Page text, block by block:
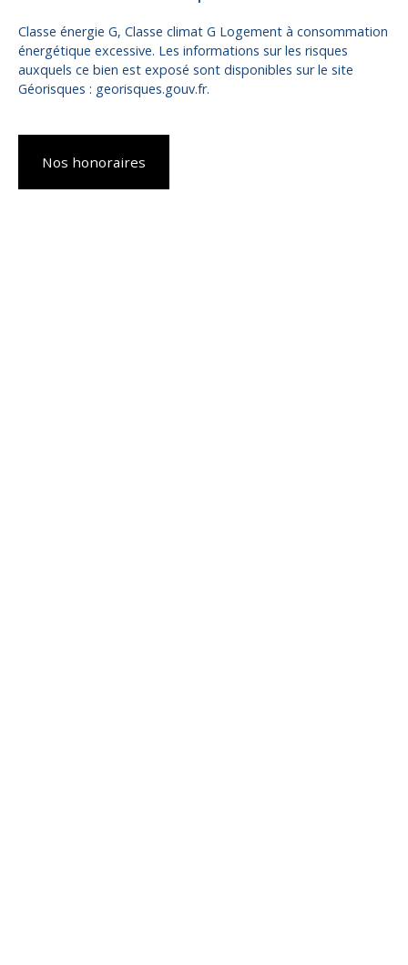
Classe énergie G, Classe climat G Logement à consommation
énergétique excessive. Les informations sur les risques
auxquels ce bien est exposé sont disponibles sur le site
Géorisques : georisques.gouv.fr.
Nos honoraires